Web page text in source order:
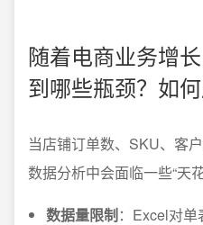
随着电商业务增
到哪些瓶颈？如何
当店铺订单数、SKU、客
数据分析中会面临一些“天
数据量限制：Excel对